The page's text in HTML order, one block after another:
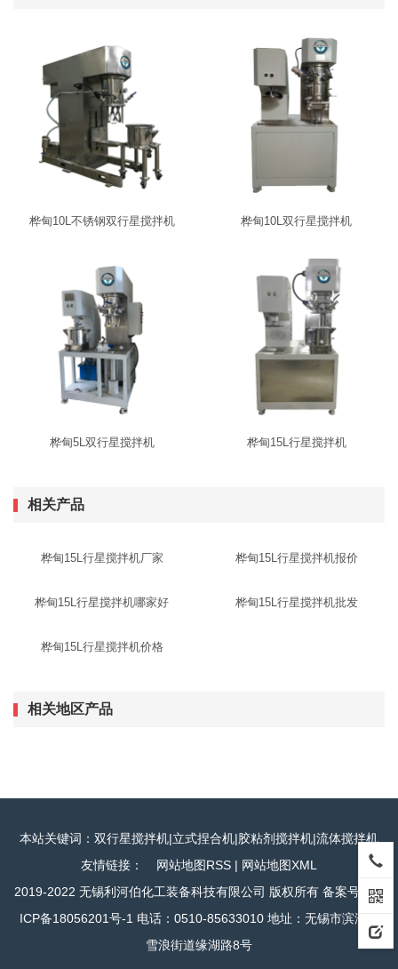
桦甸10L不锈钢双行星搅拌机 桦甸10L双行星搅拌机
桦甸5L双行星搅拌机 桦甸15L行星搅拌机
相关产品
桦甸15L行星搅拌机厂家 桦甸15L行星搅拌机报价
桦甸15L行星搅拌机哪家好 桦甸15L行星搅拌机批发
桦甸15L行星搅拌机价格
相关地区产品
本站关键词：双行星搅拌机|立式捏合机|胶粘剂搅拌机|流体搅拌机
友情链接：
网站地图RSS | 网站地图XML
2019-2022 无锡利河伯化工装备科技有限公司 版权所有 备案号：苏
ICP备18056201号-1 电话：0510-85633010 地址：无锡市滨湖区
雪浪街道缘湖路8号